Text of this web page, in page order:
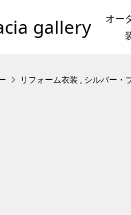
gallery
オー
リフォーム衣装 , シルバー・